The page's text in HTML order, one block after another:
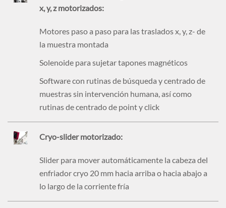
x, y, z motorizados:
Motores paso a paso para las traslados x, y, z- de
la muestra montada
Solenoide para sujetar tapones magnéticos
Software con rutinas de búsqueda y centrado de
muestras sin intervención humana, así como
rutinas de centrado de point y click
Cryo-slider motorizado:
Slider para mover automáticamente la cabeza del
enfriador cryo 20 mm hacia arriba o hacia abajo a
lo largo de la corriente fría